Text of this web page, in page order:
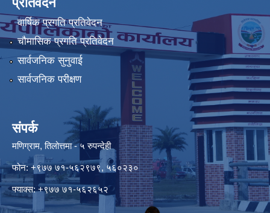
वार्षिक प्रगति प्रतिवेदन
चौमासिक प्रगति प्रतिवेदन
सार्वजनिक सुनुवाई
सार्वजनिक परीक्षण
संपर्क
मणिग्राम, तिलोत्तमा - ५ रुपन्देही
फोन: +९७७ ७१-५६२९७९, ५६०२३०
फ्याक्स: +९७७ ७१-५६२६५२